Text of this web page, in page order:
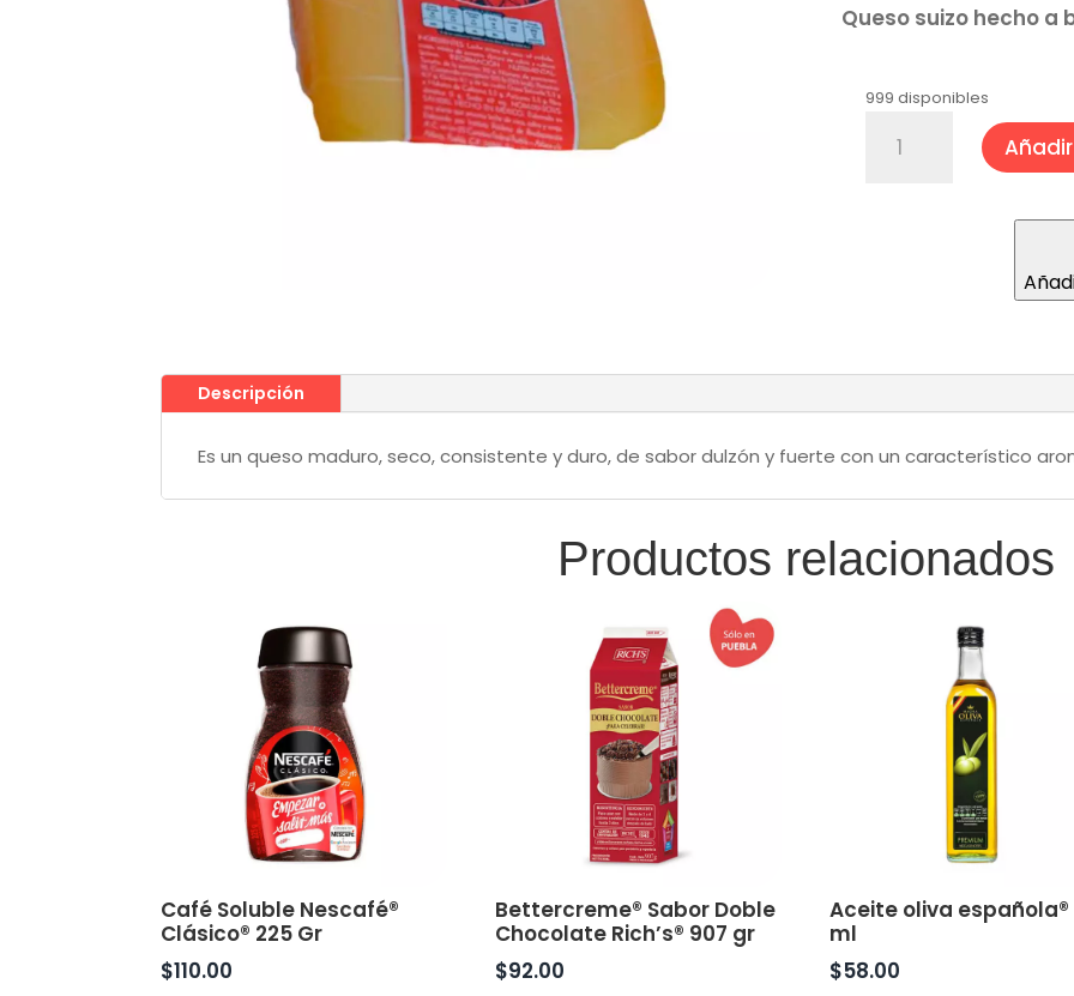
Queso suizo hecho a
999 disponibles
Gruyere
(SOBRE
Descripción
Es un queso maduro, seco, consistente y duro, de sabor dulzón y fuerte con un característico
Productos relacionados
Café Soluble Nescafé®
Clásico® 225 Gr
$110.00
Bettercreme® Sabor Doble
Chocolate Rich’s® 907 gr
$92.00
Aceite oliva española®
ml
$58.00